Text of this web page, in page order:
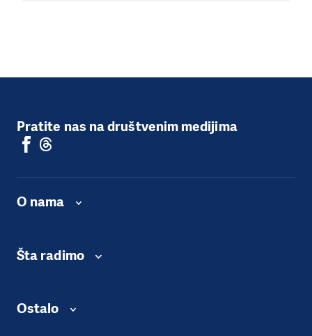
Pratite nas na društvenim medijima
O nama
Šta radimo
Ostalo